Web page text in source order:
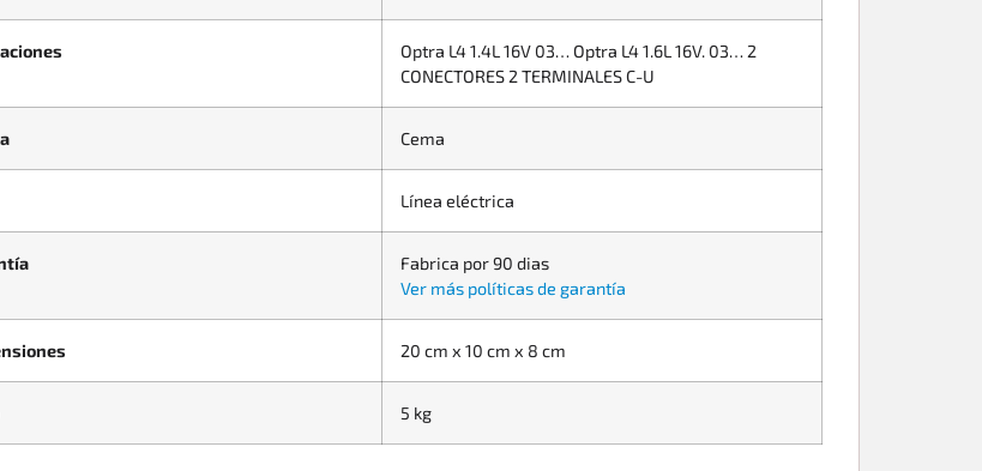
Optra L4 1.4L 16V 03… Optra L4 1.6L 16V. 03… 2
CONECTORES 2 TERMINALES C-U
Cema
Línea eléctrica
Fabrica por 90 dias
Ver más políticas de garantía
20 cm x 10 cm x 8 cm
5 kg